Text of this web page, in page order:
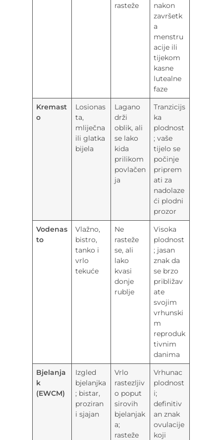
rasteže
nakon
završetk
a
menstru
acije ili
tijekom
kasne
lutealne
faze
Kremast
o
Losionas
ta,
mliječna
ili glatka
bijela
Lagano
drži
oblik, ali
se lako
kida
prilikom
povlačen
ja
Tranzicijs
ka
plodnost
; vaše
tijelo se
počinje
priprem
ati za
nadolaze
ći plodni
prozor
Vodenas
to
Vlažno,
bistro,
tanko i
vrlo
tekuće
Ne
rasteže
se, ali
lako
kvasi
donje
rublje
Visoka
plodnost
; jasan
znak da
se brzo
približav
ate
svojim
vrhunski
m
reproduk
tivnim
danima
Bjelanja
k
(EWCM)
Izgled
bjelanjka
; bistar,
proziran
i sjajan
Vrlo
rastezljiv
o poput
sirovih
bjelanjak
a;
rasteže
Vrhunac
plodnost
i;
definitiv
an znak
ovulacije
koji